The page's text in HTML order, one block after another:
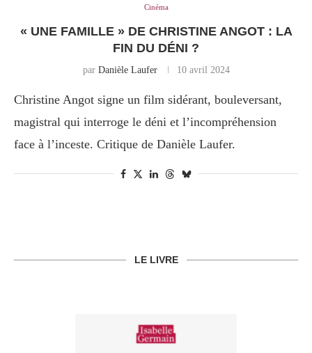
Cinéma
« UNE FAMILLE » DE CHRISTINE ANGOT : LA
FIN DU DÉNI ?
par Danièle Laufer 10 avril 2024
Christine Angot signe un film sidérant, bouleversant,
magistral qui interroge le déni et l’incompréhension
face à l’inceste. Critique de Danièle Laufer.
LE LIVRE